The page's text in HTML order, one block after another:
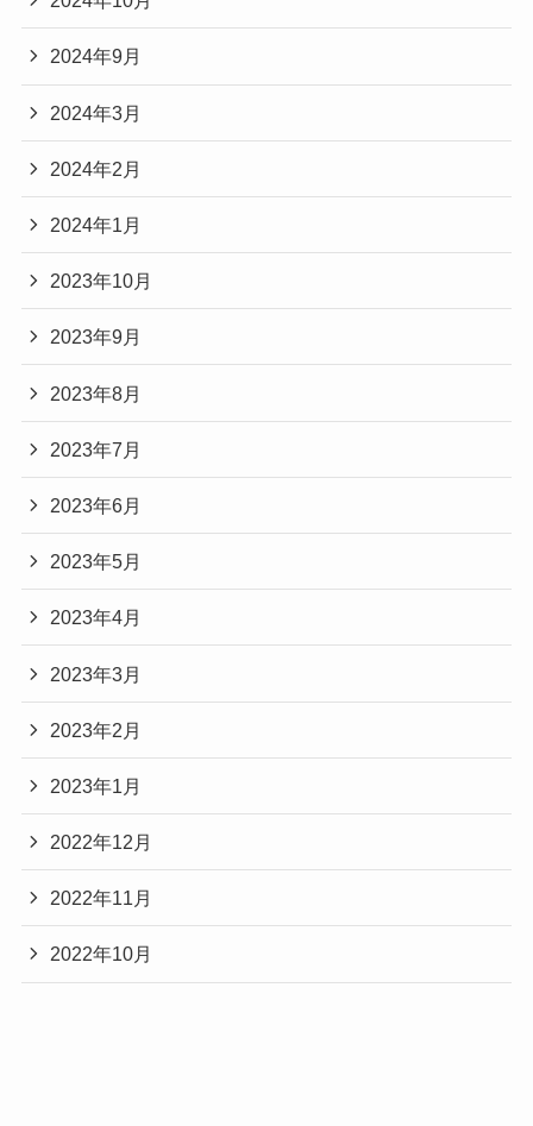
2024年9月
2024年3月
2024年2月
2024年1月
2023年10月
2023年9月
2023年8月
2023年7月
2023年6月
2023年5月
2023年4月
2023年3月
2023年2月
2023年1月
2022年12月
2022年11月
2022年10月